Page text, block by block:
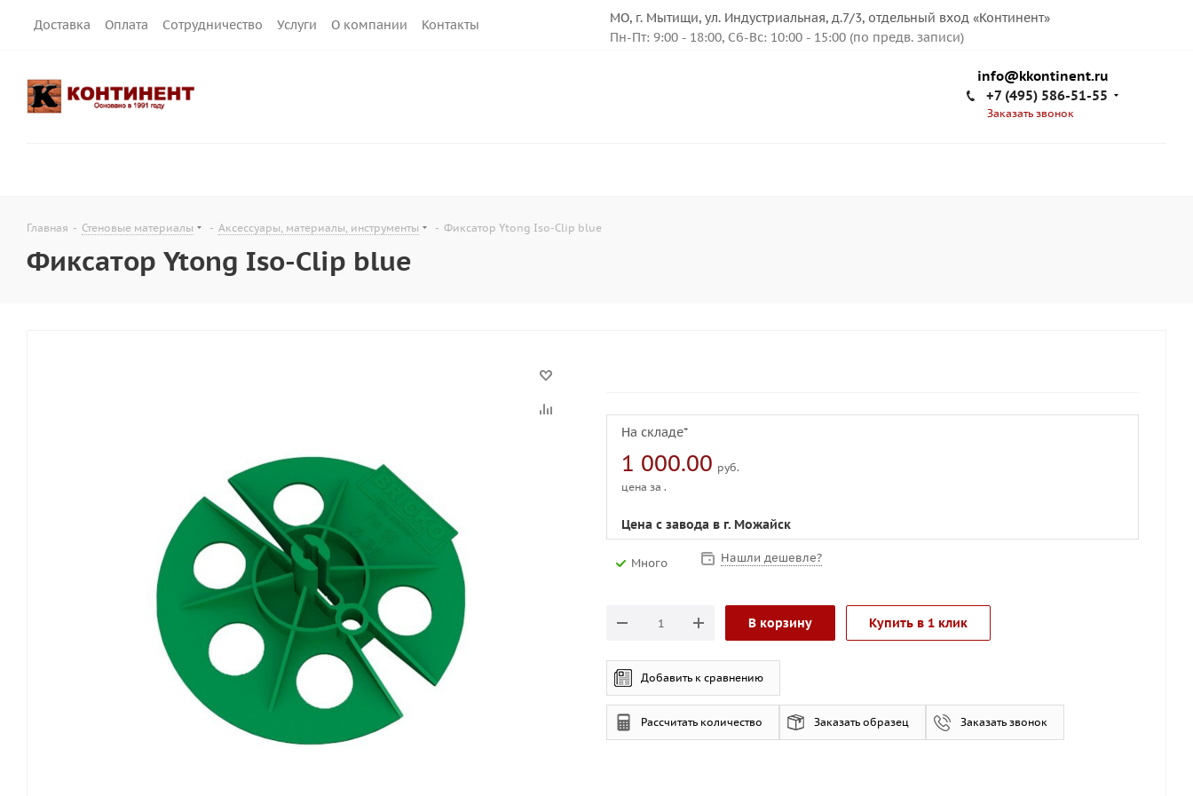
Доставка Оплата Сотрудничество Услуги О компании Контакты
МО, г. Мытищи, ул. Индустриальная, д.7/3, отдельный вход «Континент»
Пн-Пт: 9:00 - 18:00, Сб-Вс: 10:00 - 15:00 (по предв. записи)
info@kkontinent.ru
+7 (495) 586-51-55
Заказать звонок
Главная - Стеновые материалы - Аксессуары, материалы, инструменты - Фиксатор Ytong Iso-Clip blue
Фиксатор Ytong Iso-Clip blue
На складе*
1 000.00 руб.
цена за .
Цена с завода в г. Можайск
Много Нашли дешевле?
В корзину Купить в 1 клик
Добавить к сравнению
Рассчитать количество Заказать образец Заказать звонок